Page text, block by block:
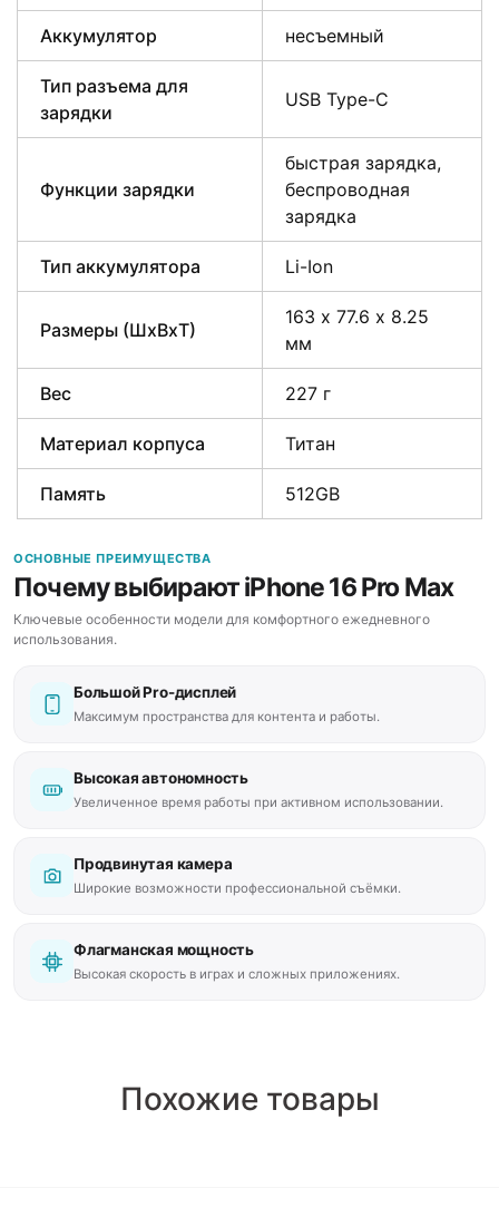
Аккумулятор несъемный
Тип разъема для
зарядки
USB Type-C
Функции зарядки
быстрая зарядка,
беспроводная
зарядка
Тип аккумулятора Li-Ion
Размеры (ШxВxТ)
163 х 77.6 х 8.25
мм
Вес 227 г
Материал корпуса Титан
Память 512GB
ОСНОВНЫЕ ПРЕИМУЩЕСТВА
Почему выбирают iPhone 16 Pro Max
Ключевые особенности модели для комфортного ежедневного
использования.
Большой Pro-дисплей
Максимум пространства для контента и работы.
Высокая автономность
Увеличенное время работы при активном использовании.
Продвинутая камера
Широкие возможности профессиональной съёмки.
Флагманская мощность
Высокая скорость в играх и сложных приложениях.
Похожие товары